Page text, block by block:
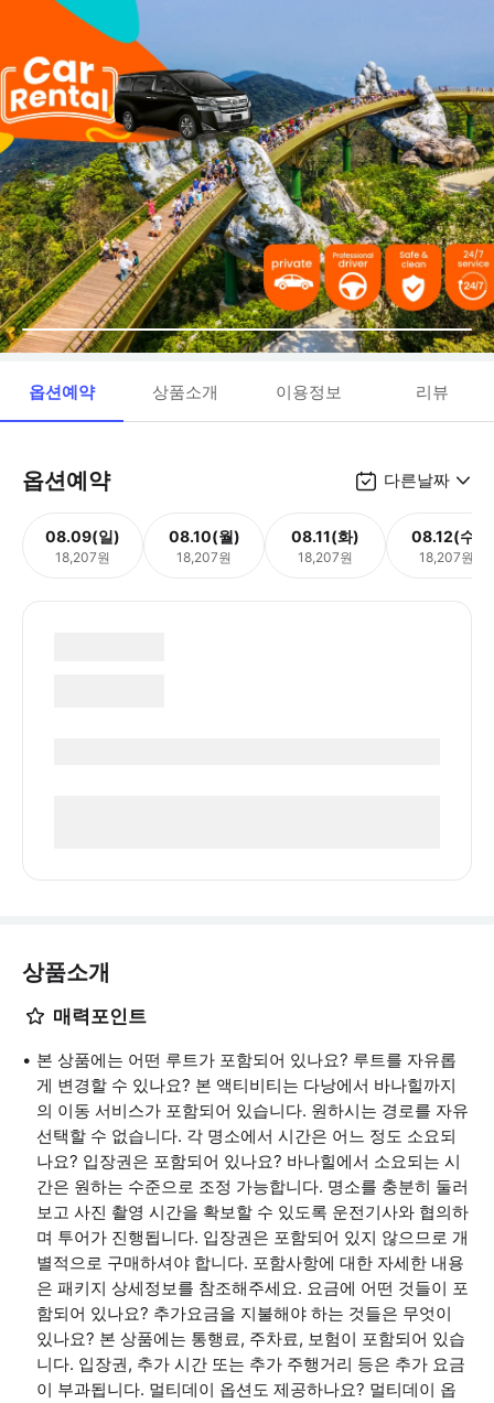
옵션예약 상품소개 이용정보 리뷰
옵션예약 다른날짜
08.09(일)
18,207원
08.10(월)
18,207원
08.11(화)
18,207원
08.12(수)
18,207원
상품소개
매력포인트
본 상품에는 어떤 루트가 포함되어 있나요? 루트를 자유롭
게 변경할 수 있나요? 본 액티비티는 다낭에서 바나힐까지
의 이동 서비스가 포함되어 있습니다. 원하시는 경로를 자유
선택할 수 없습니다. 각 명소에서 시간은 어느 정도 소요되
나요? 입장권은 포함되어 있나요? 바나힐에서 소요되는 시
간은 원하는 수준으로 조정 가능합니다. 명소를 충분히 둘러
보고 사진 촬영 시간을 확보할 수 있도록 운전기사와 협의하
며 투어가 진행됩니다. 입장권은 포함되어 있지 않으므로 개
별적으로 구매하셔야 합니다. 포함사항에 대한 자세한 내용
은 패키지 상세정보를 참조해주세요. 요금에 어떤 것들이 포
함되어 있나요? 추가요금을 지불해야 하는 것들은 무엇이
있나요? 본 상품에는 통행료, 주차료, 보험이 포함되어 있습
니다. 입장권, 추가 시간 또는 추가 주행거리 등은 추가 요금
이 부과됩니다. 멀티데이 옵션도 제공하나요? 멀티데이 옵